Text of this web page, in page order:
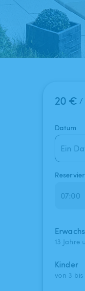
20 € /
Datum
Ein
13 Jahre
Kinder
von 3 bis